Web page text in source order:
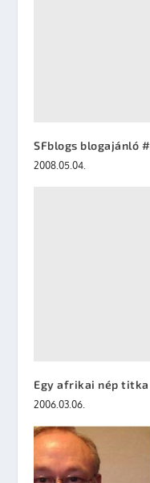
SFblogs blogajánló
2008.05.04.
Egy afrikai nép
2006.03.06.